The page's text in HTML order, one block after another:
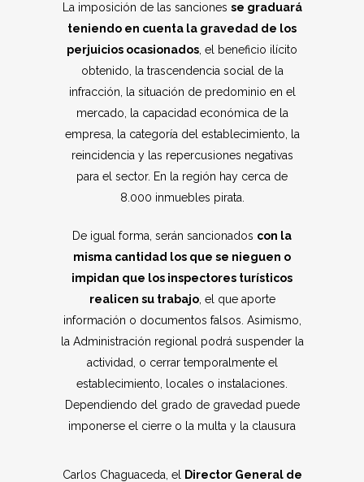
La imposición de las sanciones se graduará
teniendo en cuenta la gravedad de los
perjuicios ocasionados , el beneficio ilícito
obtenido, la trascendencia social de la
infracción, la situación de predominio en el
mercado, la capacidad económica de la
empresa, la categoría del establecimiento, la
reincidencia y las repercusiones negativas
para el sector. En la región hay cerca de
8.000 inmuebles pirata.
De igual forma, serán sancionados con la
misma cantidad los que se nieguen o
impidan que los inspectores turísticos
realicen su trabajo, el que aporte
información o documentos falsos. Asimismo,
la Administración regional podrá suspender la
actividad, o cerrar temporalmente el
establecimiento, locales o instalaciones.
Dependiendo del grado de gravedad puede
imponerse el cierre o la multa y la clausura
Carlos Chaguaceda, el Director General de